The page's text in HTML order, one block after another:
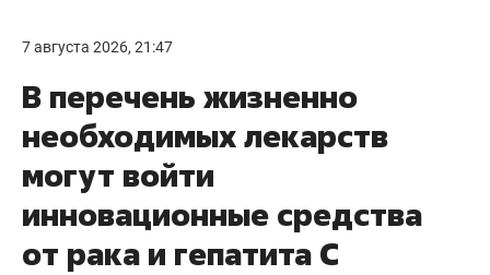
7 августа 2026, 21:47
В перечень жизненно
необходимых лекарств
могут войти
инновационные средства
от рака и гепатита С